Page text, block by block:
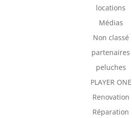
locations
Médias
Non classé
partenaires
peluches
PLAYER ONE
Renovation
Réparation